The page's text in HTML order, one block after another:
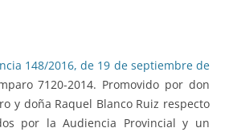
148/2016, de 19 de septiembre de
7120-2014. Promovido por don
y doña Raquel Blanco Ruiz respecto
por la Audiencia Provincial y un